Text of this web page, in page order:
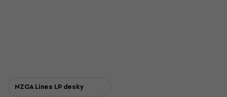
NZCA Lines LP desky